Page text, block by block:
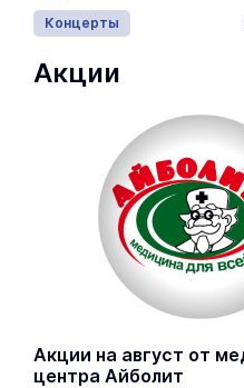
Концерты
Акции
Акции на август от
центра Айболит